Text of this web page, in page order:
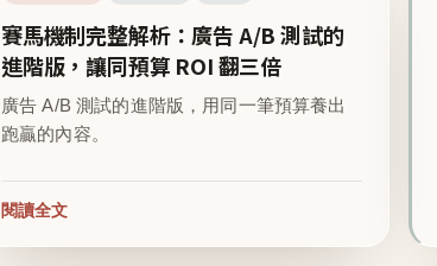
賽馬機制完整解析：廣告 A/B 測試的
進階版，讓同預算 ROI 翻三倍
廣告 A/B 測試的進階版，用同一筆預算養出
跑贏的內容。
閱讀全文